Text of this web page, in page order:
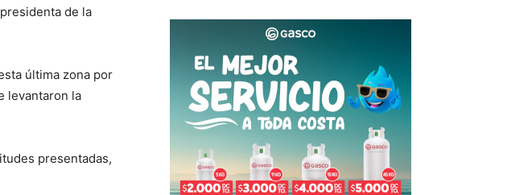
de la
última zona por
levantaron la
presentadas,